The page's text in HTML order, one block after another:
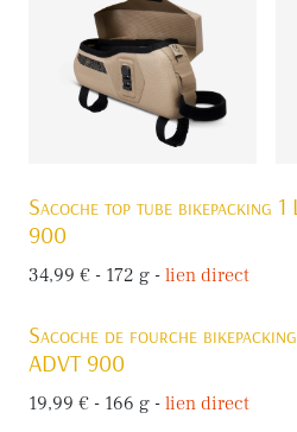
Sacoche top tube bikepacking
900
34,99 € - 172 g - lien direct
Sacoche de fourche
ADVT 900
19,99 € - 166 g - lien direct